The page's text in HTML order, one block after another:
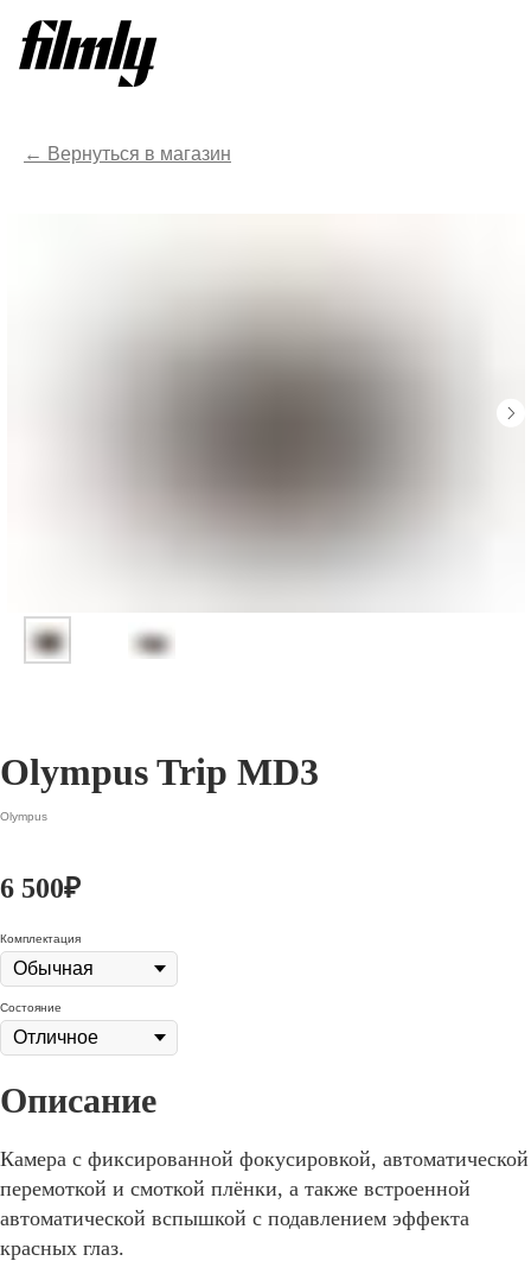
Вернуться в магазин
Olympus Trip MD3
Olympus
6 500₽
Комплектация
Состояние
Камера с фиксированной фокусировкой, автоматической
перемоткой и смоткой плёнки, а также встроенной
автоматической вспышкой с подавлением эффекта
красных глаз.